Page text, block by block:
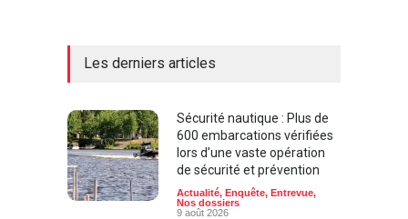
Les derniers articles
Sécurité nautique : Plus de
600 embarcations vérifiées
lors d’une vaste opération
de sécurité et prévention
Actualité, Enquête, Entrevue,
Nos dossiers
9 août 2026